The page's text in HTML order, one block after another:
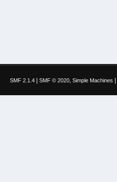
SMF 2.1.4 SMF © 2020, Simple Machines